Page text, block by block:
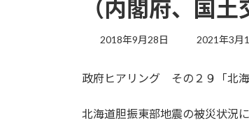
（内閣府、国土
2018年9月28日
最
新
時
:
2021年3月
政府ヒアリング その２９「北海
北海道胆振東部地震の被災状況